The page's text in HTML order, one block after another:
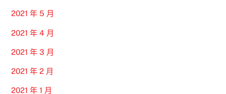
2021 年 5 月
2021 年 4 月
2021 年 3 月
2021 年 2 月
2021 年 1 月